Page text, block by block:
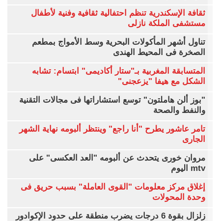
ثقافة الإسكندرية تنظم احتفالية ثقافية وفنية لأطفال
مستشفى الملكة نازلى
تناول أشهر المأكولات البحرية وسط الأمواج بمطعم
الصخرة فى المحيط الهندى
المتسابقة المغربية بـ"ستار أكاديمى" ابتسام: تشابه
الشكل مع هيفا "يزعجنى"
"بوز ألن هاملتون" توسع استشاراتها فى مجالات التقنية
والنفط والصحة
تامر عاشور يطرح "أنا راجع" وينتظر ألبومه نهاية الشهر
الجارى
مروان خورى يتحدث عن ألبومه "العد العكسى" على
mtv اليوم
إغلاق مركز معلومات "القوى العاملة" بسبب حريق فى
وحدة المحولات
زلزال بقوة 6 درجات يضرب منطقة على حدود الإكوادور